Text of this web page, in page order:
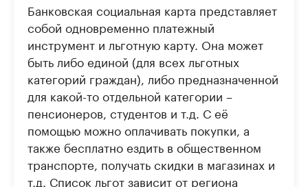
Банковская социальная карта представляет
собой одновременно платежный
инструмент и льготную карту. Она может
быть либо единой (для всех льготных
категорий граждан), либо предназначенной
для какой-то отдельной категории –
пенсионеров, студентов и т.д. С её
помощью можно оплачивать покупки, а
также бесплатно ездить в общественном
транспорте, получать скидки в магазинах и
т.д. Список льгот зависит от региона